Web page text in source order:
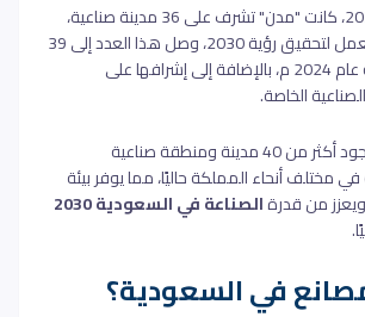
بحلول نهاية عام 2020، كانت "مدن" تشرف على 36 مدينة صناعية،
ومع تسارع وتيرة العمل لتحقيق رؤية 2030، وصل هذا العدد إلى 39
مدينة صناعية بنهاية عام 2024 م، بالإضافة إلى إشرافها على
الخاصة.
وتشير التقارير إلى وجود أكثر من 40 مدينة ومنطقة صناعية
مختلف أنحاء المملكة حاليًا، مما يوفر بيئة
من قدرةالصناعة في السعودية 2030
في السعودية؟